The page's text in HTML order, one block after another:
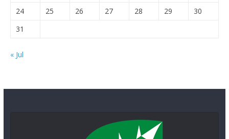
24
25 26 27 28 29
30
31
« Jul